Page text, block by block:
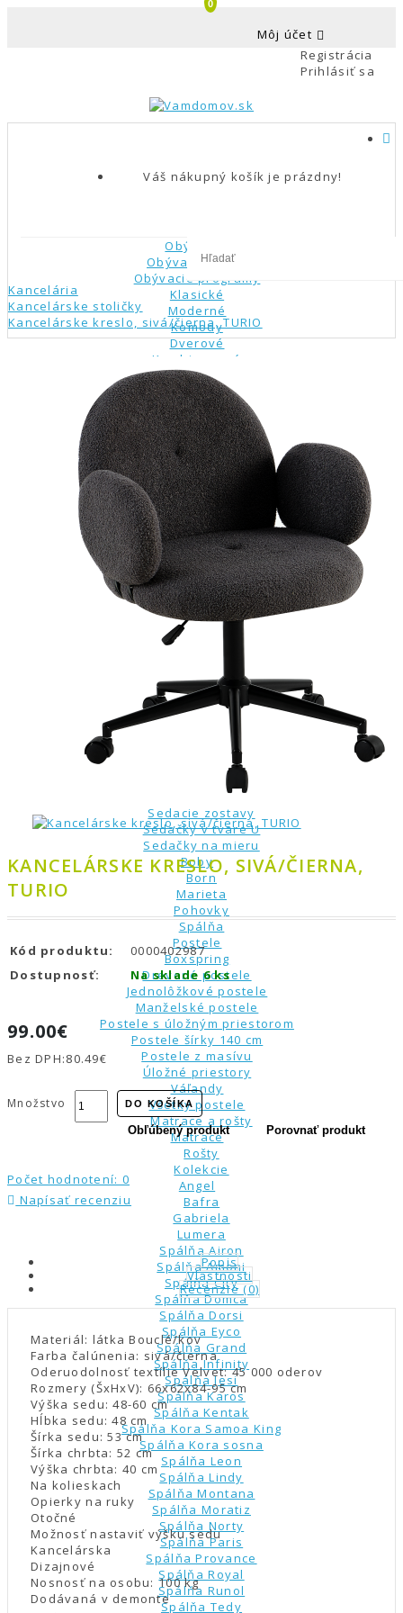
Môj účet
Registrácia
Prihlásiť sa
0
Váš nákupný košík je prázdny!
Obývačka
Obývacie steny
Obývacie programy
Klasické
Moderné
Komody
Dverové
Kombinované
Zásuvkové
Stolíky
Konferenčné stolíky
Konzolové a prístavné stolíky
Príručné stolíky
Tv stolíky
Kreslá
Dvojkreslá
Hojdacie kreslá
Kreslá ušiak k TV
Masážne kreslá
Polohovacie kreslá
Relaxačné kreslá
Rozkladacie kreslá
Taburetky
Regály a police
Police
Knižnice
Sedacie vaky
Doplnky do obývačky
Svietidlá a lampy
Svietidlá do obývačky
Sedačky
Kožené sedačky
Rohové sedačky
Sedacie zostavy
Sedačky v tvare U
Sedačky na mieru
Boby
Born
Marieta
Pohovky
Spálňa
Postele
Boxspring
Drevené postele
Jednolôžkové postele
Manželské postele
Postele s úložným priestorom
Postele šírky 140 cm
Postele z masívu
Úložné priestory
Váľandy
Všetky postele
Matrace a rošty
Matrace
Rošty
Kolekcie
Angel
Bafra
Gabriela
Lumera
Spálňa Airon
Spálňa Amoni
Spálňa City
Spálňa Domca
Spálňa Dorsi
Spálňa Eyco
Spálňa Grand
Spálňa Infinity
Spálňa Jesi
Spálňa Karos
Spálňa Kentak
Spálňa Kora Samoa King
Spálňa Kora sosna
Spálňa Leon
Spálňa Lindy
Spálňa Montana
Spálňa Moratiz
Spálňa Norty
Spálňa Paris
Spálňa Provance
Spálňa Royal
Spálňa Runol
Spálňa Tedy
Kancelária
Kancelárske stoličky
Kancelárske kreslo, sivá/čierna, TURIO
KANCELÁRSKE KRESLO, SIVÁ/ČIERNA,
TURIO
Kód produktu:
0000402987
Dostupnosť:
Na sklade 6 ks
99.00€
Bez DPH:80.49€
Množstvo DO KOŠÍKA
Obľúbený produkt Porovnať produkt
Počet hodnotení: 0
Napísať recenziu
Popis
Vlastnosti
Recenzie (0)
Materiál: látka Bouclé/kov
Farba čalúnenia: sivá/čierna
Oderuodolnosť textílie Velvet: 45 000 oderov
Rozmery (ŠxHxV): 66x62x84-95 cm
Výška sedu: 48-60 cm
Hĺbka sedu: 48 cm
Šírka sedu: 53 cm
Šírka chrbta: 52 cm
Výška chrbta: 40 cm
Na kolieskach
Opierky na ruky
Otočné
Možnosť nastaviť výšku sedu
Kancelárska
Dizajnové
Nosnosť na osobu: 100 kg
Dodávaná v demonte